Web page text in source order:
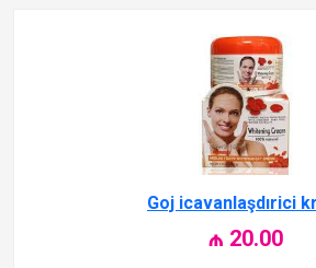
Goj icavanlaşdırici
₼ 20.00